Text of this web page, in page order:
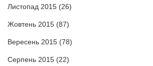
Листопад 2015 (26)
Жовтень 2015 (87)
Вересень 2015 (78)
Серпень 2015 (22)